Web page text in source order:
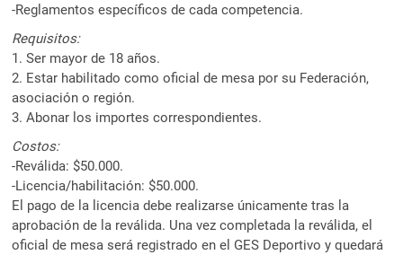
-Reglamentos específicos de cada competencia.
Requisitos:
1. Ser mayor de 18 años.
2. Estar habilitado como oficial de mesa por su Federación,
asociación o región.
3. Abonar los importes correspondientes.
Costos:
-Reválida: $50.000.
-Licencia/habilitación: $50.000.
El pago de la licencia debe realizarse únicamente tras la
aprobación de la reválida. Una vez completada la reválida, el
oficial de mesa será registrado en el GES Deportivo y quedará